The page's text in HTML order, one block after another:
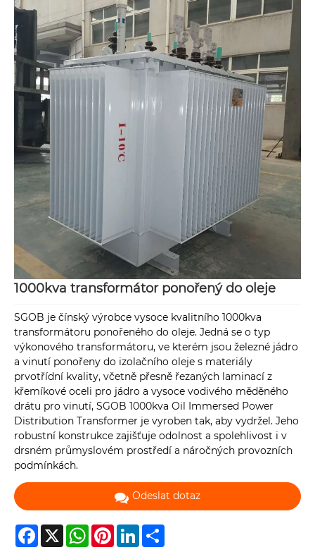
1000kva transformátor ponořený do oleje
SGOB je čínský výrobce vysoce kvalitního 1000kva
transformátoru ponořeného do oleje. Jedná se o typ
výkonového transformátoru, ve kterém jsou železné jádro
a vinutí ponořeny do izolačního oleje s materiály
prvotřídní kvality, včetně přesně řezaných laminací z
křemíkové oceli pro jádro a vysoce vodivého měděného
drátu pro vinutí, SGOB 1000kva Oil Immersed Power
Distribution Transformer je vyroben tak, aby vydržel. Jeho
robustní konstrukce zajišťuje odolnost a spolehlivost i v
drsném průmyslovém prostředí a náročných provozních
podmínkách.
Odeslat dotaz
Facebook
X WhatsAppPinterestLinkedIn